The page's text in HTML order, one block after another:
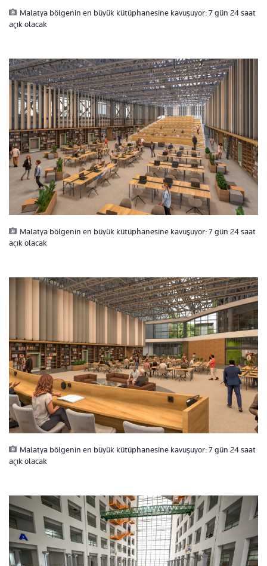
Malatya bölgenin en büyük kütüphanesine kavuşuyor: 7 gün 24 saat
açık olacak
Malatya bölgenin en büyük kütüphanesine kavuşuyor: 7 gün 24 saat
açık olacak
Malatya bölgenin en büyük kütüphanesine kavuşuyor: 7 gün 24 saat
açık olacak